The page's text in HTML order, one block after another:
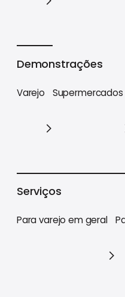
Demonstrações
Varejo Supermercados
Serviços
Para varejo em geral